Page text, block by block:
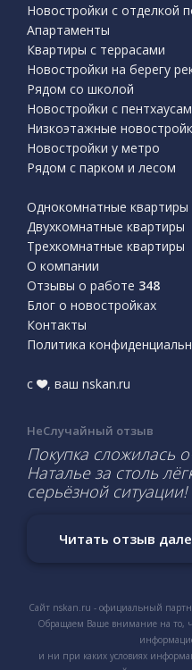
Новостройки с отделкой
Апартаменты
Квартиры с террасами
Новостройки на берегу
Рядом со школой
Новостройки с
Низкоэтажные
Новостройки у метро
Рядом с парком и лесом
Однокомнатные квартиры
Двухкомнатные квартиры
Трехкомнатные квартиры
О компании
Отзывы о работе 348
Блог о новостройках
Контакты
Политика
с , ваш nskan.ru
НеСлучайный отзыв
Покупка сложилась
Наталье за столь
серьёзной ситуации!
Читать отзыв
Сайт nskan.ru - официальный
Обращаем Ваше внимание на то,
и ни при каких условиях